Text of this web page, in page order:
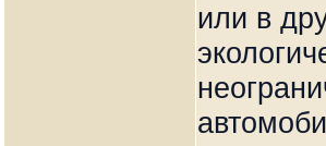
или в